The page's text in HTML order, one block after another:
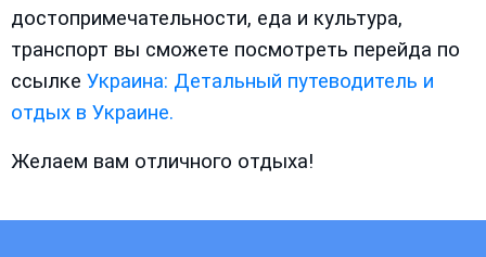
достопримечательности, еда и культура,
транспорт вы сможете посмотреть перейда по
ссылке Украина: Детальный путеводитель и
отдых в Украине.
Желаем вам отличного отдыха!